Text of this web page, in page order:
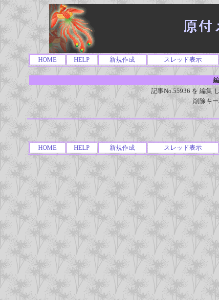
HOME HELP 新規作成 スレッド表示
記事No.55936 を 編集
削除キ
HOME HELP 新規作成 スレッド表示